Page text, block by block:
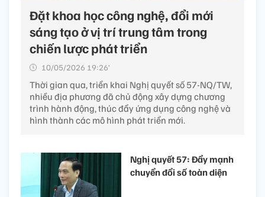
Đặt khoa học công nghệ, đổi mới
sáng tạo ở vị trí trung tâm trong
chiến lược phát triển
10/05/2026 19:26’
Thời gian qua, triển khai Nghị quyết số 57-NQ/TW,
nhiều địa phương đã chủ động xây dựng chương
trình hành động, thúc đẩy ứng dụng công nghệ và
hình thành các mô hình phát triển mới.
Nghị quyết 57: Đẩy mạnh
chuyển đổi số toàn diện